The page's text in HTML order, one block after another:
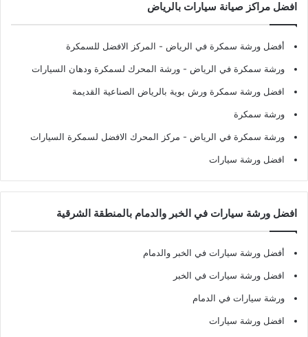
افضل مراكز صيانة سيارات بالرياض
أفضل ورشة سمكرة في الرياض - المركز الافضل للسمكرة
ورشة سمكرة في الرياض - ورشة المحرك لسمكرة ودهان السيارات
افضل ورشة سمكرة ورش بوية بالرياض الصناعية القديمة
ورشة سمكرة
ورشة سمكرة في الرياض - مركز المحرك الافضل لسمكرة السيارات
افضل ورشة سيارات
افضل ورشة سيارات في الخبر والدمام بالمنطقة الشرقية
أفضل ورشة سيارات في الخبر والدمام
افضل ورشة سيارات في الخبر
ورشة سيارات في الدمام
افضل ورشة سيارات